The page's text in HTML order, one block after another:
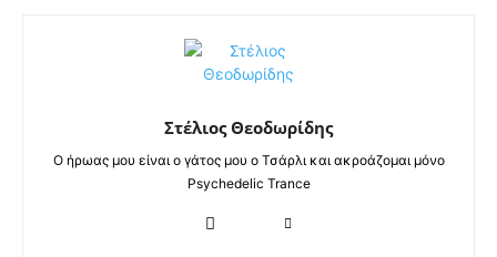
Στέλιος Θεοδωρίδης
Ο ήρωας μου είναι ο γάτος μου ο Τσάρλι και ακροάζομαι μόνο
Psychedelic Trance